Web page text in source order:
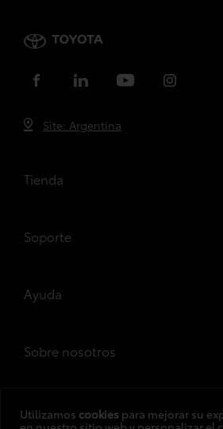
Site: Argentina
Tienda
Soporte
Ayuda
Sobre nosotros
Utilizamos cookies para mejorar su